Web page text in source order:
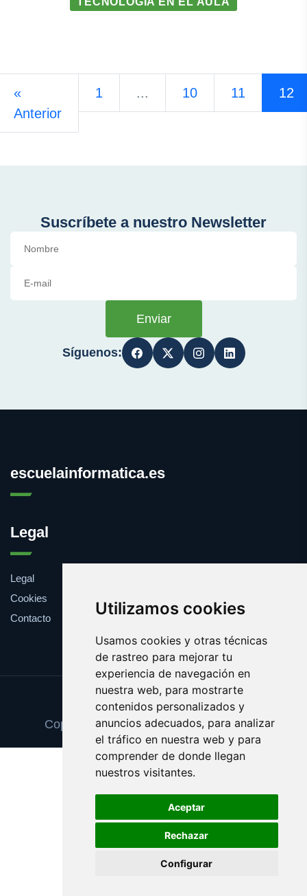
Utilizamos cookies
Usamos cookies y otras técnicas
de rastreo para mejorar tu
experiencia de navegación en
nuestra web, para mostrarte
contenidos personalizados y
anuncios adecuados, para analizar
el tráfico en nuestra web y para
comprender de donde llegan
nuestros visitantes.
Aceptar
Rechazar
Configurar
«
Anterior
1 ... 10 11 12
Suscríbete a nuestro Newsletter
Enviar
Síguenos:
escuelainformatica.es
Legal
Legal
Cookies
Contacto
Update cookies preferences
Copyright © 2026 escuelainformatica.es